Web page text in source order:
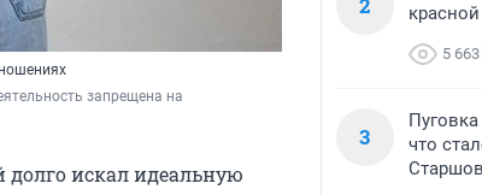
запрещена на
искал идеальную
5 663
3
что